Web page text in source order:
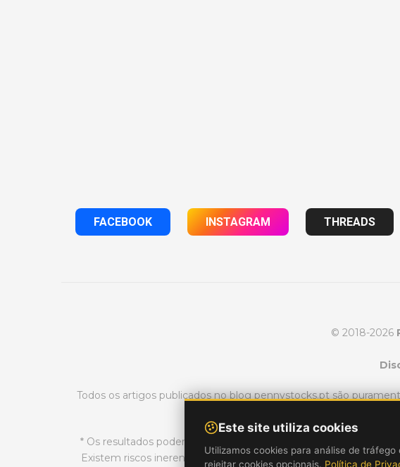
Este site utiliza cookies
Utilizamos cookies para análise de
rejeitar cookies opcionais. Política de
FACEBOOK INSTAGRAM THREADS
© 2018-2026
Todos os artigos publicados no blog pennystocks.pt são
* Os resultados podem não ser típicos e podem variar de
Existem riscos inerentes ao day trading no mercado de ações,